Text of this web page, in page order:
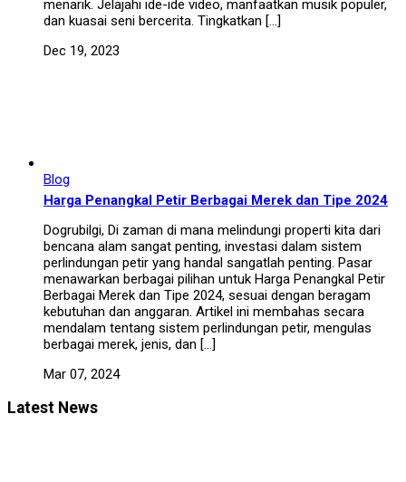
menarik. Jelajahi ide-ide video, manfaatkan musik populer,
dan kuasai seni bercerita. Tingkatkan […]
Dec 19, 2023
Blog
Harga Penangkal Petir Berbagai Merek dan Tipe 2024
Dogrubilgi, Di zaman di mana melindungi properti kita dari
bencana alam sangat penting, investasi dalam sistem
perlindungan petir yang handal sangatlah penting. Pasar
menawarkan berbagai pilihan untuk Harga Penangkal Petir
Berbagai Merek dan Tipe 2024, sesuai dengan beragam
kebutuhan dan anggaran. Artikel ini membahas secara
mendalam tentang sistem perlindungan petir, mengulas
berbagai merek, jenis, dan […]
Mar 07, 2024
Latest News